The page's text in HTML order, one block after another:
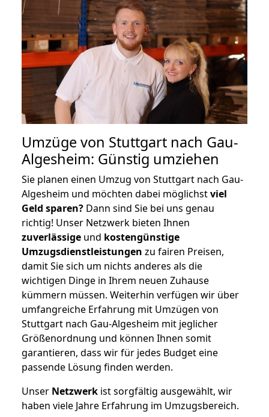
Umzüge von Stuttgart nach Gau-
Algesheim: Günstig umziehen
Sie planen einen Umzug von Stuttgart nach Gau-
Algesheim und möchten dabei möglichstviel
Geld sparen? Dann sind Sie bei uns genau
richtig! Unser Netzwerk bieten Ihnen
zuverlässige und kostengünstige
Umzugsdienstleistungen zu fairen Preisen,
damit Sie sich um nichts anderes als die
wichtigen Dinge in Ihrem neuen Zuhause
kümmern müssen. Weiterhin verfügen wir über
umfangreiche Erfahrung mit Umzügen von
Stuttgart nach Gau-Algesheim mit jeglicher
Größenordnung und können Ihnen somit
garantieren, dass wir für jedes Budget eine
passende Lösung finden werden.
Unser Netzwerk ist sorgfältig ausgewählt, wir
haben viele Jahre Erfahrung im Umzugsbereich.